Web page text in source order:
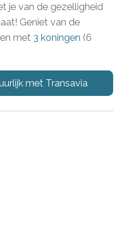
je van de gezelligheid
Geniet van de
met 3 koningen (6
met Transavia